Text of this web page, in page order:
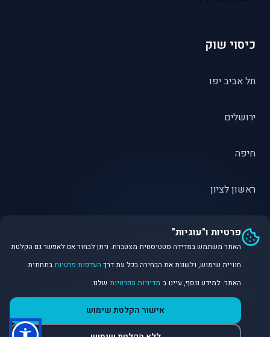
כיסוי שוק
תל אביב יפו
ירושלים
חיפה
ראשון לציון
פתח תקווה
©
פלטפורמת נתונים ובינה מלאכותית לניתוח שוק הנדל״ן.
פרטיות ו"עוגיות"
האתר משתמש במדידה סטטיסטית מצטברת. ניתן לבחור אם לאפשר גם הקלטת
חוויית שימוש, ולשנות את הבחירה בכל עת דרך העדפות פרטיותבתחתית
האתר. למידע נוסף, עיינו ב מדיניות הפרטיות שלנו.
אישור הקלטת שימוש